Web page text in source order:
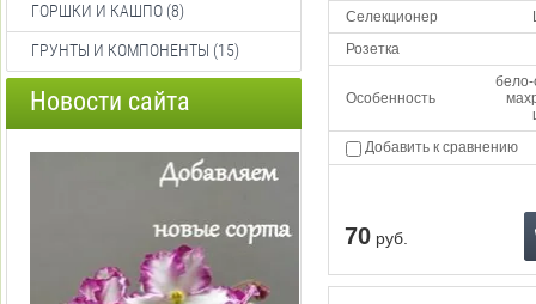
ГОРШКИ И КАШПО (8)
ГРУНТЫ И КОМПОНЕНТЫ (15)
Новости сайта
Селекционер
Розетка
Особенность
Добавить к сравнению
70 руб.